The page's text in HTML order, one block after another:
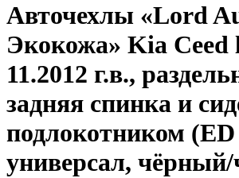
Авточехлы «Lord
Экокожа» Kia Ceed
11.2012 г.в.,
задняя спинка и
подлокотником (ED
универсал,